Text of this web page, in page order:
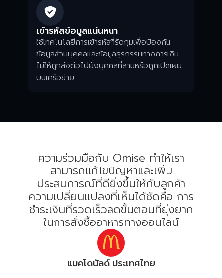
เข้ารหัสข้อมูลแน่นหนา
ใช้เทคโนโลยีการเข้ารหัสที่รัดกุมเพื่อป้องกัน
ข้อมูลส่วนบุคคลและข้อมูลธุรกรรมทางการเงิน
ไม่ให้ถูกส่งต่อไปยังบุคคลที่สามหรือถูกเปิดเผย
บนเครือข่าย
ความร่วมมือกับ Omise ทำให้เรา
สามารถแก้ไขปัญหาและเพิ่ม
ประสบการณ์ที่ดียิ่งขึ้นให้กับลูกค้า
ความเปลี่ยนแปลงที่เห็นได้ชัดคือ การ
ชำระเงินที่รวดเร็วลดขั้นตอนที่ยุ่งยาก
ในการสั่งซื้ออาหารทางออนไลน์
แมคโดนัลด์ ประเทศไทย